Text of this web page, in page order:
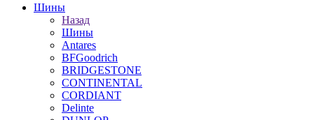
Шины
Назад
Шины
Antares
BFGoodrich
BRIDGESTONE
CONTINENTAL
CORDIANT
Delinte